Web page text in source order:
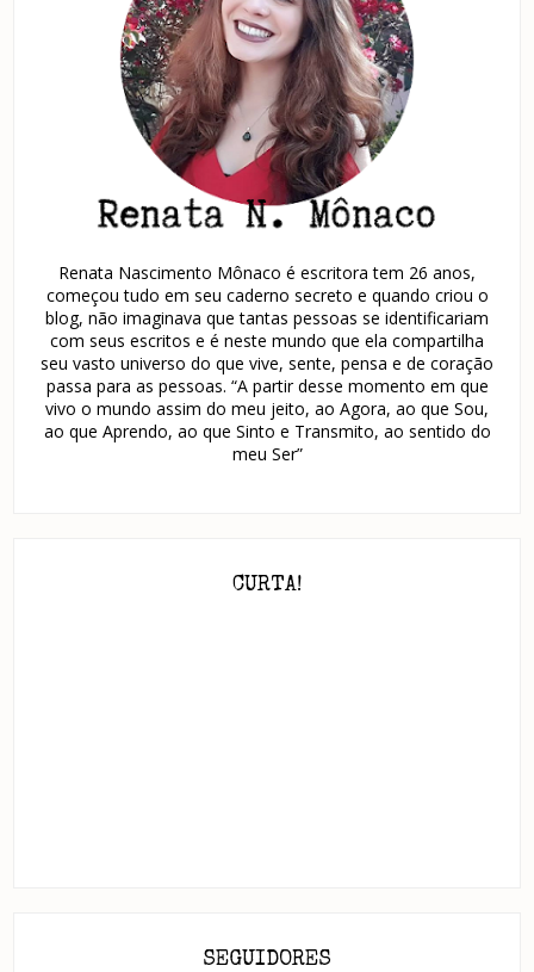
Renata Nascimento Mônaco é escritora tem 26 anos,
começou tudo em seu caderno secreto e quando criou o
blog, não imaginava que tantas pessoas se identificariam
com seus escritos e é neste mundo que ela compartilha
seu vasto universo do que vive, sente, pensa e de coração
passa para as pessoas. “A partir desse momento em que
vivo o mundo assim do meu jeito, ao Agora, ao que Sou,
ao que Aprendo, ao que Sinto e Transmito, ao sentido do
meu Ser”
CURTA!
SEGUIDORES